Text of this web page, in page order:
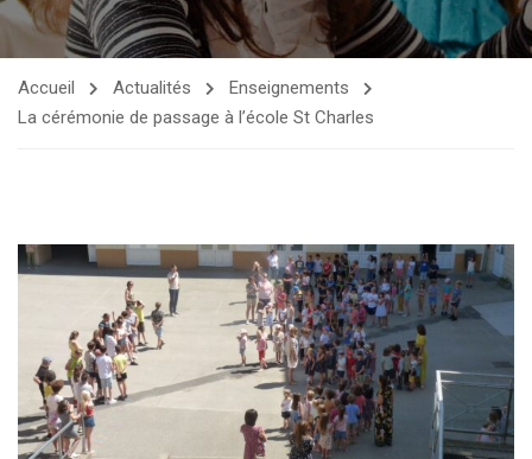
Accueil Actualités
Enseignements
La cérémonie de passage à l’école St Charles